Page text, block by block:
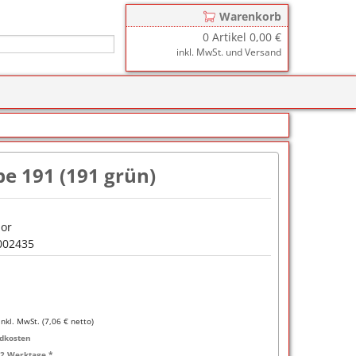
Warenkorb
0Artikel 0,00 €
inkl. MwSt. und Versand
für COLOP Heavy Duty
für TRODAT Printy
III
191
191 (191 grün)
MwSt. (7,06 € netto)